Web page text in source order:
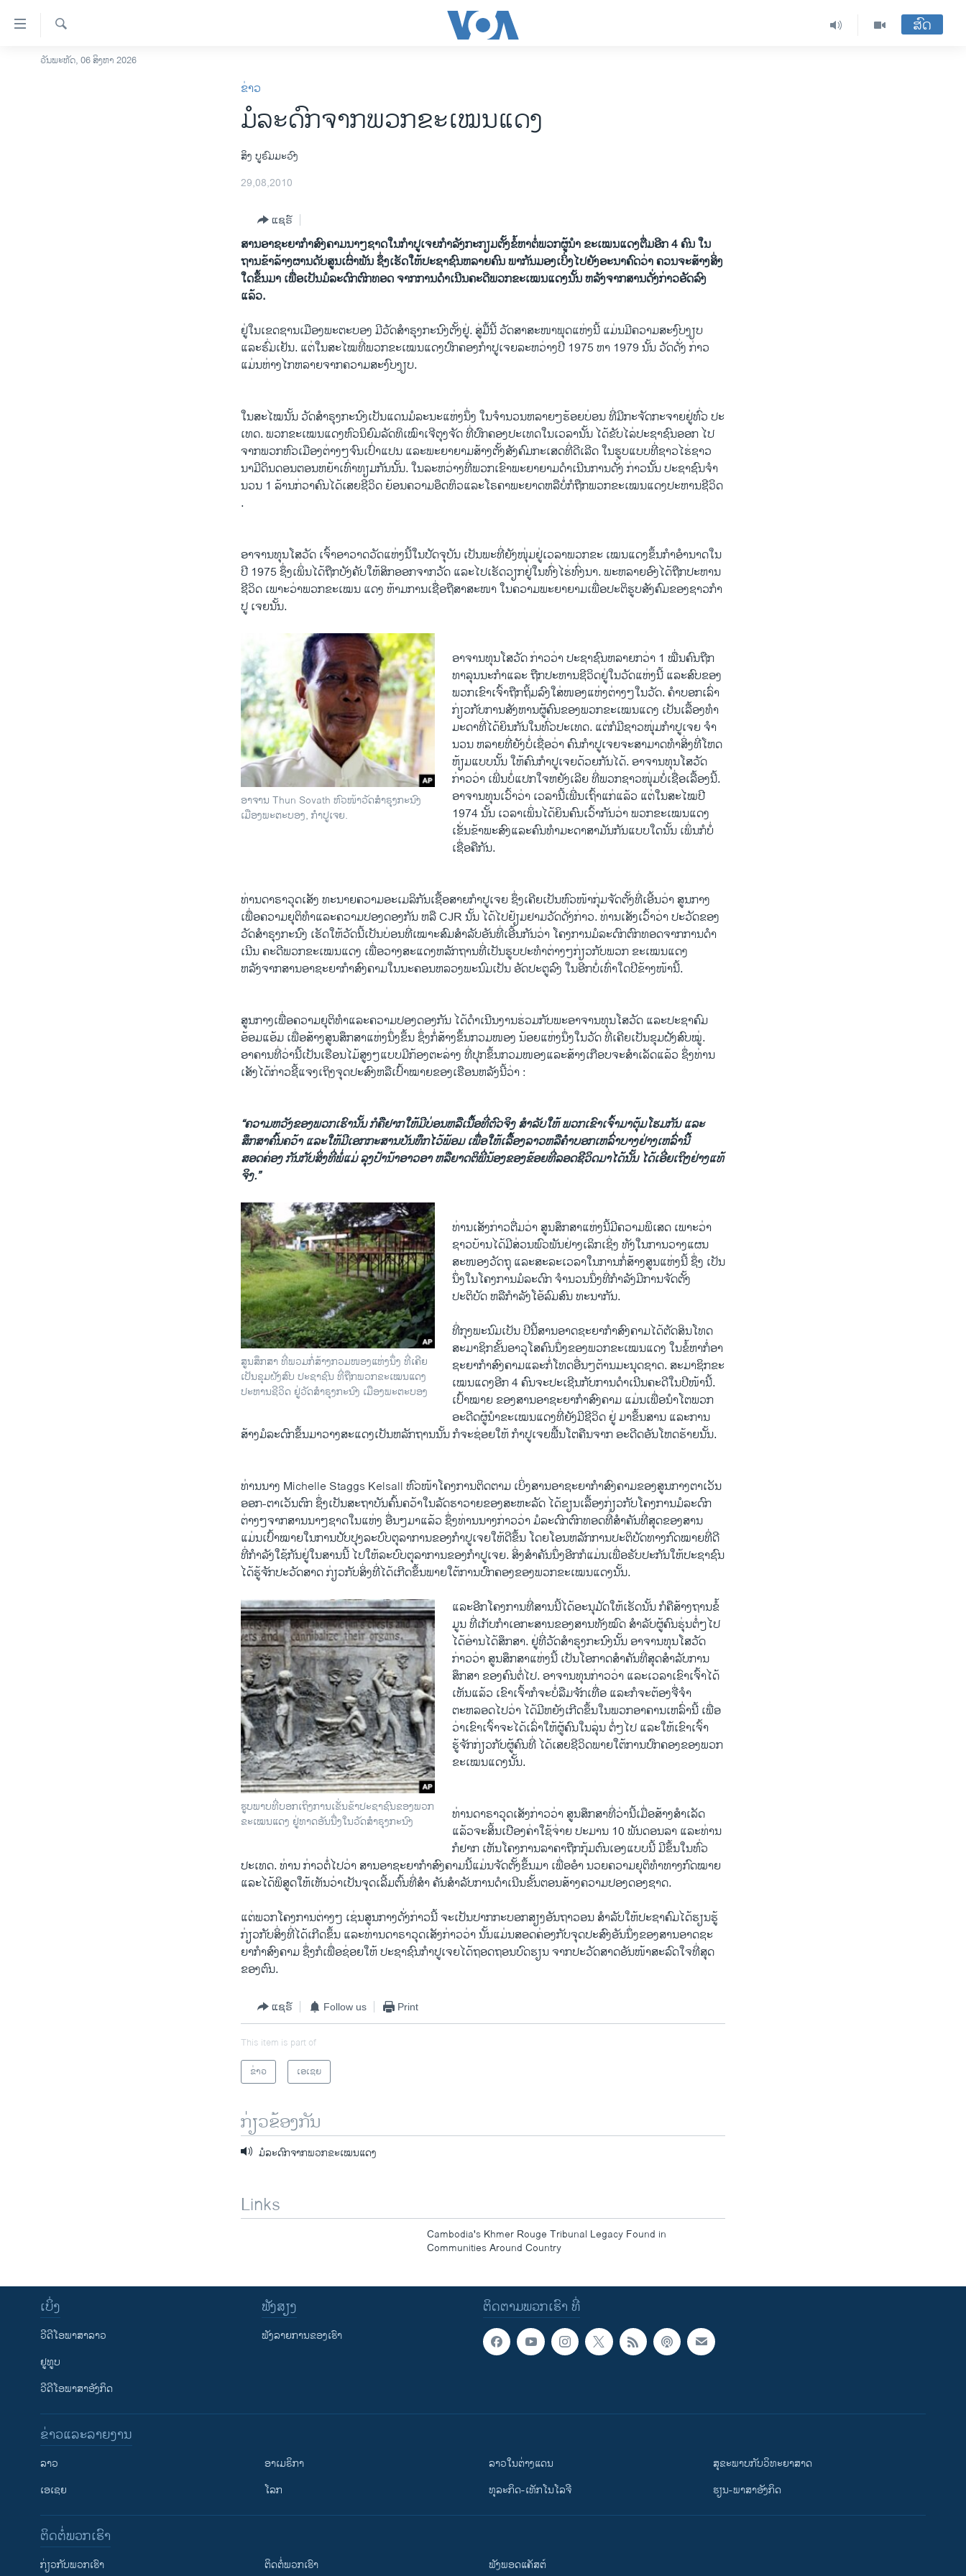
ລິ້ງ
ສຳຫລັບ
ໂຮມເພຈ
ຄົ້ນຫາ
ສົດ
ວັນພະຫັດ, 06 ສິງຫາ 2026
ຂ່າວ
ມໍລະດົກຈາກພວກຂະເໝນແດງ
ສິງ ບູຣົມມະວົງ
29,08,2010
ແຊຣ໌
ສານ​ອາຊະຍາ​ກໍາສົງຄາມ​ນາ​ໆ​ຊາດ​ໃນ​ກໍາປູ​ເຈຍ​ກໍາລັງ​ກະກຽມ​ຕັ້ງ​ຂໍ້​​ຫາຕໍ່​ພວກ​ຜູ້​ນໍາ ​ຂະ​ເໝນ​ແດງ​ຕື່ມອີກ 4 ຄົນ ​ໃນ
ຖານ​ຂ້າລ້າງຜານ​ດັບ​ສູນ​ເຜົ່າພັນ ຊຶ່ງ​​​ເຮັດໃຫ້ປະຊາຊົນຫລາຍຄົນ ພາກັນ​​ມອງ​ເບິ່ງ​ໄປ​ຍັງອະນາຄົດ​ວ່າ ຄວນຈະ​ສ້າງ​ສິ່ງ​
ໃດ​ຂຶ້ນ​ມາ ​ເພື່ອເປັນ​ມໍລະດົກ​ຕົກ​ທອດ​ ຈາກ​ການ​ດໍາ​ເນີນ​ຄະດີ​​ພວກ​ຂະ​ເໝນ​ແດງ​ນັ້ນ ​ຫລັງ​ຈາກ​ສານ​ດັ່ງກ່າວອັດລົງ​
ແລ້ວ.
ຢູ່ໃນ​ເຂດ​ຊານ​ເມືອງ​ພະ​ຕະບອງ ​ມີ​ວັດ​ສໍາຣຸງກະ​ນົງຕັ້ງ​ຢູ່. ສູ່​ມື້​ນີ້ ວັດ​ສາສະໜາ​ພຸດ​ແຫ່ງ​ນີ້​ ແມ່ນ​ມີ​ຄວາມ​ສະ​ງົບງຽບ
ແລະ​ຮົ່ມ​ເຢັນ. ​ແຕ່ໃນ​ສະ​ໄໝ​ທີ່​ພວກ​ຂະ​ເໝນ​ແດງ​ປົກຄອງ​ກໍາປູ​ເຈຍລະຫວ່າງ​ປີ 1975 ຫາ 1979 ນັ້ນ ວັດ​ດັ່ງ ກ່າວ​
ແມ່ນ​ຫ່າງ​ໄກ​ຫລາຍ​ຈາກຄວາມ​ສະ​ງົບງຽບ.
ໃນ​ສະ​ໄໝ​ນັ້ນ ວັດສໍາຣຸງກະ​ນົງເປັນແດນ​ມໍລະນະແຫ່ງ​ນຶ່ງ ໃນຈໍານວນ​ຫລາຍໆ​ຮ້ອຍ​ບ່ອນ​ ທີ່​ມີ​ກະຈັດກະຈາຍ​ຢູ່ທົ່ວ​ ປະ​
ເທດ. ​ພວກ​ຂະ​ເໝນ​ແດງ​ຫົວນິຍົມ​ລັດທິ​ເໝົາ​ເຈີ​ຕຸ​ງຈັດ ທີ່ປົກຄອງ​ປະ​ເທດ​ໃນເວລາ​ນັ້ນ ໄດ້​ຂັບໄລ່ປະຊາຊົນ​ອອກ ໄປ
ຈາກ​ພວກຫົວ​ເມືອງ​ຕ່າງໆ​ຈົນ​ເປົ່າ​ແປນ​ ​ແລະ​ພະຍາຍາມ​ສ້າງ​ຕັ້ງ​ສັງຄົມ​ກະ​ເສດ​ທີ່​ດີ​ເລີດ ໃນ​ຮູບ​ແບບ​ທີ່​ຊາວ​ໄຮ່​ຊາວ
ນາມີ​ດິນ​ດອນ​ຕອນ​ຫຍ້າ​ເທົ່າ​ທຽມ​ກັນ​ນັ້ນ. ​ໃນ​ລະຫວ່າງ​ທີ່​ພວກ​ເຂົາພະຍາຍາມດໍາ​ເນີນ​ການ​ດັ່ງ ກ່າວ​ນັ້ນ ປະຊາຊົນ​ຈໍາ
ນວນ 1 ລ້ານ​ກ່ວາຄົນໄດ້ເສຍ​ຊີວິດ​ ຍ້ອນ​ຄວາມ​ອຶດຫິວ​ແລະ​ໂຣຄາ​ພະຍາດຫລືບໍ່​ກໍ​ຖືກ​ພວກ​ຂະ​ເໝນແດງປະຫານ​ຊີວິດ​
.
ອາຈານ​ທຸນ​ໂສ​ວັດ ​ເຈົ້າ​ອາວາດ​ວັດແຫ່ງ​ນີ້​ໃນ​ປັດຈຸບັນ ​ເປັນ​ພະ​ທີ່​ຍັງ​ໜຸ່ມ​ຢູ່ເວລາ​ພວກ​ຂະ ​ເໝນ​ແດງ​ຂຶ້ນ​ກໍາ​ອໍານາດ​ໃນ​
ປີ 1975 ຊຶ່ງ​ເພິ່ນ​ໄດ້​ຖືກ​ບັງຄັບ​ໃຫ້​ສິກ​ອອກ​ຈາກ​ວັດ​ ແລະ​ໄປ​ເຮັດ​ວຽກ​ຢູ່​ໃນ​ທົ່ງ​ໄຮ່​ທົ່ງ​ນາ. ພະ​ຫລາຍ​ອົງ​ໄດ້​ຖືກ​ປະຫານ​
ຊີວິດ ເພາະວ່າ​ພວກ​ຂະ​ເໝນ ແດງ ​ຫ້າມການເຊື່ອ​ຖື​ສາສະໜາ ໃນ​ຄວາມ​ພະຍາຍາມ​ເພື່ອ​ປະຕິ​ຮູບ​ສັງຄົມຂອງ​ຊາວ​ກໍາ
ປູ​ ເຈຍນັ້ນ.
ອາຈານ Thun Sovath ຫົວໜ້າວັດສໍາຣຸງກະນົງ
ເມືອງພະຕະບອງ, ກໍາປູເຈຍ.
ອາຈານ​ທຸນ​ໂສ​ວັດ ກ່າວວ່າ ປະຊາຊົນ​ຫລາຍ​ກວ່າ 1 ໝື່ນ​ຄົນຖືກ​
ທາລຸນ​ນະ​ກໍາ​ແລະ​ ຖືກ​ປະຫານ​ຊີວິດ​ຢູ່​ໃນ​ວັດ​ແຫ່ງ​ນີ້​ ​ແລະ​ສົບ​ຂອງ​
ພວກ​ເຂົາ​ເຈົ້າ​ຖືກ​ຖິ້ມ​ລົງ​ໃສ່​ໜອງ​ແຫ່ງ​ຕ່າງໆໃນ​ວັດ. ຄໍາ​ບອກ​ເລົ່າ
ກ່ຽວ​ກັບ​ການ​ສັງຫານຜູ້​ຄົນຂອງ​ພວກ​ຂະ​ເໝນ​ແດງ ເປັນ​ເລື້​ອງທໍາ​
ມະ​ດາ​ທີ່​ໄດ້​ຍິນ​ກັນໃນທົ່ວປະ​ເທດ. ​ແຕ່​ກໍ​ມີ​ຊາວ​ໜຸ່ມ​ກໍາປູ​ເຈຍ​ ຈໍາ
ນວນ ​ຫລາຍທີ່ຍັງ​ບໍ່​ເຊື່ອ​ວ່າ ຄົນ​ກໍາປູ​ເຈຍ​ຈະສາມາດ​ທໍາ​ສິ່ງ​ທີ່​ໂຫດ​
ຫ້ຽມແບບ​ນັ້ນ ໃຫ້​ຄົນ​ກໍາປູ​ເຈຍ​ດ້ວຍ​ກັນ​ໄດ້. ອາຈານ​ທຸນ​ໂສ​ວັດ​
ກ່າວ​ວ່າ​ ​ເພີ່ນ​ບໍ່​ແປກ​ໃຈ​ຫຍັງ​ເລີຍ ທີ່​ພວກ​ຊາວ​ໜຸ່ມ​ບໍ່ເຊື່ອ​ເລື້ອງ​ນີ້​.
ອາຈານ​ທຸນເວົ້າວ່າ ​ເວລາ​ນີ້​ເພີ່ນ​ເຖົ້າ​ແກ່​ແລ້ວ ​ແຕ່ໃນ​ສະ​ໄໝປີ
1974 ​ນັ້ນ ເວລາ​ເພິ່ນ​ໄດ້​ຍິນ​ຄົນເວົ້າ​ກັນ​ວ່າ ​ພວກ​ຂະເໝນ​ແດງ
ເຂັ່ນຂ້າ​ພະສົງແລະ​ຄົນ​ທໍາ​ມະ​ດາ​ສາມັນ​ກັນ​ແບບ​ໃດນັ້ນ ​ເພິ່ນ​ກໍບໍ່
ເຊື່ອ​ຄື​ກັນ.
ທ່ານ​ດາຣາວຸດ​ເສັງ ​ທະນາຍຄວາມ​ອະ​ເມ​ລິ​ກັນ​ເຊື້ອສາຍ​ກໍາປູ​ເຈຍ ຊຶ່ງ​ເຄີຍເປັນ​ຫົວໜ້າ​ກຸ່ມຈັດ​ຕັ້ງ​ທີ່​ເອີ້ນ​ວ່າ ສູນ​ກາງ​
ເພື່ອ​ຄວາມ​ຍຸຕິ​ທໍາ​ແລະ​ຄວາມ​ປອງ​ດອງ​ກັນ ຫລື CJR ນັ້ນ​ ໄດ້ໄປ​ຢ້ຽມຢາມ​ວັດ​ດັ່ງກ່າວ. ທ່ານ​ເສັງເວົ້າ​ວ່າ ປະວັດ​ຂອງ​
ວັດ​ສໍາຣຸງກະ​ນົງ ​ເຮັດ​ໃຫ້​ວັດ​ນີ້​ເປັນ​ບ່ອນທີ່​ເໝາະ​ສົມສໍາລັບອັນ​ທີ່​ເອີ້ນ​ກັນ​ວ່າ ໂຄງການ​ມໍລະດົກ​ຕົກທອດຈາກການ​ດໍາ​
ເນີນ ​ຄະດີ​ພວກຂະ​ເໝນ​ແດງ ​ເພື່ອ​ວາງສະ​ແດງ​ຫລັກ​ຖານ​ທີ່​ເປັນຮູບປະ​ທໍາ​ຕ່າງໆ​ກ່ຽວ​ກັບພວກ​ ຂະ​ເໝນ​ແດງ
ຫລັງຈາກ​ສານ​ອາຊະຍາ​ກໍາສົງຄາມໃນນະຄອນຫລວງພະນົມ​ເປັນ ອັດ​ປະຕູ​ລົງ ໃນອີກ​ບໍ່​ເທົ່າ​ໃດ​ປີ​ຂ້າງ​ໜ້າ​ນີ້.
ສູນ​ກາງ​ເພື່ອ​ຄວາມຍຸຕິ​ທໍາ​ແລະ​ຄວາມ​ປອງ​ດອງ​ກັນ ​ໄດ້​ດໍາ​ເນີນ​ງານ​ຮ່ວມ​ກັບພະ​ອາຈານ​ທຸນ​ໂສ​ວັດ ​ແລະ​ປະຊາ​ຄົມ​
ອ້ອມ​ແອ້ມ​ ເພື່ອ​ສ້າງ​ສູນ​ສຶກສາແຫ່ງ​ນຶ່ງ​ຂຶ້ນ ຊຶ່ງ​ກໍ່ສ້າງ​ຂຶ້ນກວມໜອງ ນ້ອຍ​ແຫ່ງ​ນຶ່ງ​ໃນ​ວັດ​ ທີ່​ເຄີຍ​ເປັນ​ຂຸມ​ຝັງ​ສົບ​ໝູ່.
ອາຄານ​ທີ່​ວ່າ​ນີ້​ເປັນ​ເຮືອນໄມ້ສູງ​ໆແບບ​ມີ​ກ້ອງຕະລ່າງ​ ທີ່​ປຸກ​ຂຶ້ນ​ກວມ​ໜອງແລະ​ສ້າງ​ເກືອ​ບຈະ​ສໍາ​ເລັດແລ້ວ ຊຶ່ງ​ທ່ານ​
ເສັງ​ໄດ້​ກ່າວ​ຊີ້​ແຈງ​ເຖິງ​ຈຸດປະສົງ​ຫລື​ເປົ້າ​ໝາຍ​ຂອງ​ເຮືອນຫລັງ​ນີ້​ວ່າ :
“ຄວາມຫວັງຂອງພວກເຮົານັ້ນ ກໍຄືຢາກໃຫ້ມີບ່ອນ​ຫລື​ເນື້ອ​ທີ່ຕົວຈິງ ສຳລັບ​ໃຫ້ ພວກເຂົາເຈົ້າມາຕຸ້ມໂຮມກັນ ແລະ
ສຶກສາຄົ້ນຄວ້າ ແລະ​ໃຫ້ມີເອກກະສານບັນ​ທຶກໄວ້ພ້ອມ ເພື່ອ​ໃຫ້ເລື້ອງລາວຫລື​ຄໍາ​ບອກ​ເຫລົ່າບາງຢ່າງເຫລົ່ານີ້
ສອດຄ່ອງ ກັນກັບສິ່ງທີ່ພໍ່ແມ່ ລຸງປ້ານ້າ​ອາວ​ອາ ຫລືຍາດຕິພີ່ນ້ອງຂອງ​ຂ້ອຍທີ່ລອດຊີວິດມາ​ໄດ້ນັ້ນ ​ໄດ້ເອີ່ຍ​ເຖິງຢ່າງແທ້
ຈິງ.”
ສູນສຶກສາ ທີ່ພວມກໍ່ສ້າງກວມໜອງແຫ່ງນຶ່ງ ທີ່ເຄີຍ
ເປັນຂຸມຝັງສົບ ປະຊາຊົນ ທີ່ຖືກພວກຂະເໝນແດງ
ປະຫານຊີວິດ ຢູ່ວັດສໍາຣຸງກະນົງ ເມືອງພະຕະບອງ
ທ່ານ​ເສັງ​ກ່າວ​ຕື່ມ​ວ່າ ສູນ​ສຶກສາ​ແຫ່ງ​ນີ້​ມີ​ຄວາມ​ພິ​ເສດ ​ເພາະວ່າ
ຊາວ​ບ້ານ​ໄດ້ມີ​ສ່ວນ​ພົວພັນຢ່າງ​ເລິກ​ເຊິ່ງ ​ທັງໃນ​ການ​ວາງແຜນ ​
ສະໜອງວັດຖຸ​ ແລະ​ສະລະ​ເວລາ​ໃນ​ການ​ກໍ່ສ້າງ​ສູນ​ແຫ່ງ​ນີ້ ຊຶ່ງ​ ເປັນ​
ນຶ່ງ​ໃນ​ໂຄງການ​ມໍລະດົກ ຈໍານວນ​ນຶ່ງ​ທີ່​ກໍາລັງ​ມີ​ການຈັດ​ຕັ້ງ​
ປະຕິບັດ ​ຫລື​ກໍາລັງໂອ້​ລົມສົນ ທະນາ​ກັນ.
ທີ່​ກຸງ​ພະນົມ​ເປັນ ປີນີ້ສານ​ອາດຊະຍາ​ກໍາ​ສົງຄາມໄດ້​ຕັດສິນ​ໂທດ
ສະມາຊິກ​ຂັ້ນ​ອາວຸ​ໂສຄົນ​ນຶ່ງ​ຂອງ​ພວກ​ຂະເໝນ​ແດງ​ ໃນ​ຂໍ້​ຫາກໍ່ອາ
ຊະຍາ​ກໍາ​ສົງຄາມ​ແລະ​ກໍ່ໂທດ​ອື່ນໆ​ຕ້ານມະນຸດຊາດ. ​ສະມາຊິກ​ຂະ​
ເໝນແດງອີກ 4 ຄົນຈະ​ປະ​ເຊີນ​ກັບ​ການ​ດໍາ​ເນີນ​ຄະດີ​ໃນ​ປີໜ້າ​ນີ້. ​
ເປົ້າໝາຍ ຂອງ​ສານ​ອາຊະຍາ​ກໍາສົງຄາມ​ ແມ່ນ​ເພື່ອ​ນຳ​ໂຕ​ພວກ​
ອະດີດ​ຜູ້ນໍາ​ຂະ​ເໝນ​ແດງ​ທີ່​ຍັງ​ມີ​ຊີວິດ​ ຢູ່​ ມາ​ຂຶ້ນ​ສານ ​ແລະ​ການ
ສ້າງ​ມໍລະດົກ​ຂຶ້ນ​ມາວາງສະ​ແດງ​ເປັນ​ຫລັກ​ຖານ​ນັ້ນ ກໍ​ຈະຊ່ອຍໃຫ້​ ກໍາປູ​ເຈຍ​ຟື້ນ​ໂຕ​ຄືນ​ຈາກ​ ອະດີດອັນ​ໂຫດຮ້າຍ​ນັ້ນ.
ທ່ານ​ນາງ Michelle Staggs Kelsall ຫົວໜ້າ​ໂຄງການ​ຕິດຕາມ ເບິ່ງ​ສານ​ອາຊະຍາ​ກໍ​າ​ສົງຄາມ​ຂອງ​ສູນ​ກາງ​ຕາ​ເວັນ​
ອອກ-ຕາເວັນ​ຕົກ ຊຶ່ງ​ເປັນ​ສະ​ຖາ​ບັນ​ຄົ້ນຄວ້າ​ໃນ​ລັດ​ຮາ​ວາຍ​ຂອງ​ສະຫະລັດ ໄດ້​ຂຽນ​ເລື້ອງ​ກ່ຽວ​ກັບ​ໂຄງການ​ມໍລະດົກ​
ຕ່າງໆ​ຈາກສານນາໆຊາດໃນແຫ່ງ ອື່ນໆມາ​ແລ້ວ​ ຊຶ່ງ​ທ່ານ​ນາງ​ກ່າວ​ວ່າ ມໍລະດົກຕົກ​ທອດ​ທີ່​ສໍາຄັນ​ທີ່​ສຸດ​ຂອງ​ສານ ​
ແມ່ນ​ເປົ້າ​ໝາຍໃນ​ການ​ປັບປຸງ​ລະ​ບົບຕຸລາການ​ຂອງ​ກໍາປູ​ເຈຍ​ໃຫ້​ດີ​ຂຶ້ນ ​ໂດຍ​ໂອນຫລັກ​ການປະຕິບັດ​ທາງ​ກົດໝາຍ​ທີ່​ດີ
ທີ່​ກໍາລັງ​ໃຊ້​ກັນຢູ່​ໃນ​ສານ​ນີ້ ​ໄປ​ໃຫ້​ລະ​ບົບຕຸລາການ​ຂອງ​ກໍາປູ​ເຈຍ. ສິ່ງ​ສໍາຄັນ​ນຶ່ງ​ອີກ​ກໍ​ແມ່ນ​ເພື່ອ​ຮັບປະກັນ​ໃຫ້ປະຊາຊົນ​
ໄດ້ຮູ້ຈັກປະວັດ​ສາດ​ ກ່ຽວ​ກັບ​ສິ່ງ​ທີ່ໄດ້ເກີດ​ຂຶ້ນ​ພາຍ​ໃຕ້​ການ​ປົກຄອງ​ຂອງ​ພວກ​ຂະ​ເໝນແດງ​ນັ້ນ.
ຮູບພາບທີ່ບອກເຖິງການເຂັ່ນຂ້າປະຊາຊົນຂອງພວກ
ຂະເໝນແດງ ຢູ່ທາດອັນນື່ງໃນວັດສໍາຣຸງກະນົງ
ແລະ​ອີກໂຄງການ​ທີ່​ສານນີ້ໄດ້​ອະນຸມັດ​ໃຫ້​ເຮັດ​ນັ້ນ ກໍ​ຄື​ສ້າງຖານ​ຂໍ້​
ມູນ ທີ່ເກັບ​ກໍາ​ເອກະສານ​ຂອງ​ສານ​ທັງ​ໝົດ ສໍາລັບ​ຜູ້​ຄົນ​ຮຸ່ນ​ຕໍ່​ໆໄປ ​
ໄດ້ອ່ານ​ໄດ້ສຶກສາ. ຢູ່​ທີ່​ວັດ​ສໍາຣຸງກະ​ນົງນັ້ນ ອາຈານ​ທຸນ​ໂສ​ວັດ
ກ່າວ​ວ່າ ສູນສຶກສາແຫ່ງນີ້ ເປັນ​ໂອກາດ​ສໍາຄັນ​ທີ່​ສຸດ​ສໍາ​ລັບ​ການ
ສຶກສາ​ ຂອງ​ຄົນ​ຕໍ່​ໄປ. ອາຈານ​ທຸນກ່າວ​ວ່າ ແລະ​ເວລາ​ເຂົາ​ເຈົ້າ​ໄດ້​
ເຫັນ​ແລ້ວ ເຂົາ​ເຈົ້າ​ກໍຈະ​ບໍ່​ລືມ​ຈັກ​ເທື່ອ ​ແລະ​ກໍ​ຈະຕ້ອງ​ຈື່ຈໍາ​
ຕະຫລອດ​ໄປ​ວ່າ​ ​ໄດ້ມີ​ຫຍັງ​ເກີດ​ຂຶ້ນ​ໃນ​ພວກ​ອາຄານ​ເຫລົ່າ​ນີ້ ​ເພື່ອ​
ວ່າເຂົາ​ເຈົ້າ​ຈະ​ໄດ້​ເລົ່າ​ໃຫ້​ຜູ້​ຄົນ​ໃນ​ລຸ່ນ ຕໍ່ໆ​ໄປ​ ແລະ​ໃຫ້​ເຂົາ​ເຈົ້າ​
ຮູ້ຈັກ​ກ່ຽວ​ກັບ​ຜູ້ຄົນທີ່​ ໄດ້​ເສຍ​ຊີວິດ​ພາຍ​ໃຕ້​ການ​ປົກຄອງ​ຂອງ​ພວກ​
ຂະ​ເໝນ​ແດງ​ນັ້ນ.
ທ່ານ​ດາຣາວຸດເສັງກ່າວ​ວ່າ ​ສູນ​ສຶກສາທີ່​ວ່າ​ນີ້​ເມື່ອ​ສ້າງ​ສໍາ​ເລັດ​
ແລ້ວຈະ​ສິ້ນ​ເປືອງ​ຄ່າ​ໃຊ້​ຈ່າຍ ​ປະມານ 10 ພັນດອນລາ ແລະທ່ານ
ກໍຢາກ ເຫັນໂຄງການລາຄາຖືກກຸ້ມ​ຕົນ​ເອງແບບນີ້ ມີຂຶ້ນໃນທົ່ວ
ປະເທດ. ທ່ານ ກ່າວຕໍ່ໄປວ່າ ສານອາຊະຍາກໍາສົງຄາມນີ້ແມ່ນຈັດຕັ້ງຂຶ້ນມາ ເພື່ອອໍາ ນວຍຄວາມຍຸຕິທໍາທາງກົດໝາຍ
ແລະ​ໄດ້ພິສູດໃຫ້ເຫັນວ່າເປັນຈຸດເລີ້ມຕົ້ນທີ່ສໍາ ຄັນສໍາລັບການດໍາເນີນຂັ້ນຕອນສ້າງຄວາມປອງດອງຊາດ.
ແຕ່ພວກໂຄງການຕ່າງໆ ເຊ່ນສູນກາງດັ່ງກ່າວນີ້ ຈະ​ເປັນປາກກະບອກສຽງອັນຖາວອນ ສໍາລັບ​ໃຫ້ປະຊາຄົມໄດ້ຮຽນຮູ້
ກ່ຽວ​ກັບ​ສິ່ງ​ທີ່​ໄດ້ເກີດຂຶ້ນ ແລະທ່ານດາຣາວຸດເສັງກ່າວວ່າ ນັ້ນ​ແມ່ນ​ສອດຄ່ອງ​ກັບຈຸດປະສົງ​ອັນນຶ່ງຂອງສານອາດຊະ
ຍາກໍາ​ສົງຄາມ ຊຶ່ງກໍເພື່ອຊ່ອຍ​ໃຫ້ ປະຊາຊົນກໍາປູເຈຍໄດ້ຖອດ​ຖອນ​ບົດຮຽນ ຈາກປະວັດສາດອັນ​ໜ້າ​ສະ​ລົດ​ໃຈ​ທີ່ສຸດ
ຂອງຕົນ.
ແຊຣ໌ Follow us Print
This item is part of
ຂ່າວ
ເອເຊຍ
ກ່ຽວຂ້ອງກັນ
ມໍລະດົກຈາກພວກຂະເໝນແດງ
Links
Cambodia's Khmer Rouge Tribunal Legacy Found in
Communities Around Country
ຕິດຕາມພວກເຮົາ ທີ່
ເບິ່ງ
ວີດີໂອພາສາລາວ
ຢູທູບ
ວີດີໂອພາສາອັງກິດ
ຟັງສຽງ
ຟັງລາຍການຂອງເຮົາ
ຂ່າວແລະລາຍງານ
ລາວ
ເອເຊຍ
ອາເມຣິກາ
ໂລກ
ລາວໃນຕ່າງແດນ
ທຸລະກິດ-ເທັກໂນໂລຈີ
ສຸຂະພາບກັບວິທະຍາສາດ
ຮຽນ-ພາສາອັງກິດ
ຕິດຕໍ່ພວກເຮົາ
ກ່ຽວກັບພວກເຮົາ ຕິດຕໍ່ພວກເຮົາ ຟັງພອດແຄັສຕ໌